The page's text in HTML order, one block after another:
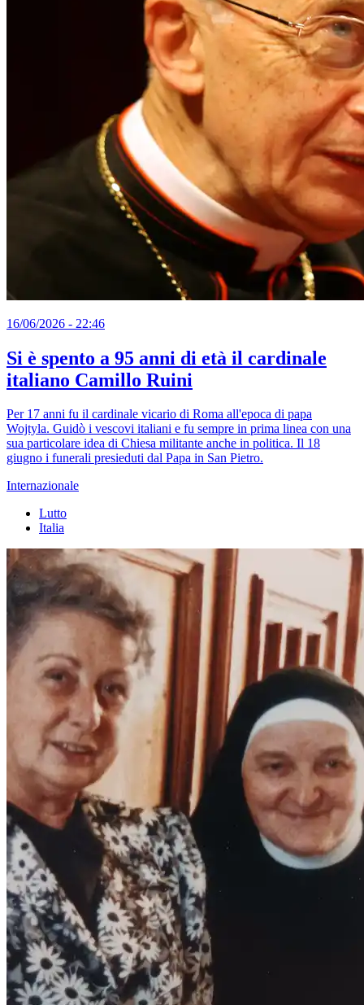
16/06/2026 - 22:46
Si è spento a 95 anni di età il cardinale
italiano Camillo Ruini
Per 17 anni fu il cardinale vicario di Roma all'epoca di papa
Wojtyla. Guidò i vescovi italiani e fu sempre in prima linea con una
sua particolare idea di Chiesa militante anche in politica. Il 18
giugno i funerali presieduti dal Papa in San Pietro.
Internazionale
Lutto
Italia